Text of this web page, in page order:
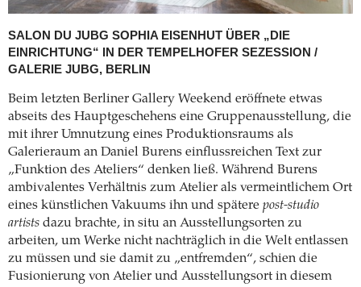
SALON DU JUBG SOPHIA EISENHUT ÜBER „DIE
EINRICHTUNG“ IN DER TEMPELHOFER SEZESSION /
GALERIE JUBG, BERLIN
Beim letzten Berliner Gallery Weekend eröffnete etwas
abseits des Hauptgeschehens eine Gruppenausstellung, die
mit ihrer Umnutzung eines Produktionsraums als
Galerieraum an Daniel Burens einflussreichen Text zur
„Funktion des Ateliers“ denken ließ. Während Burens
ambivalentes Verhältnis zum Atelier als vermeintlichem Ort
eines künstlichen Vakuums ihn und spätere post-studio
artists dazu brachte, in situ an Ausstellungsorten zu
arbeiten, um Werke nicht nachträglich in die Welt entlassen
zu müssen und sie damit zu „entfremden“, schien die
Fusionierung von Atelier und Ausstellungsort in diesem